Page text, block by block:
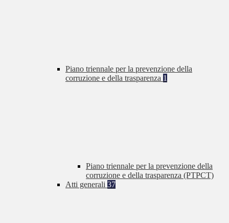
Piano triennale per la prevenzione della
corruzione e della trasparenza 1
Piano triennale per la prevenzione della
corruzione e della trasparenza (PTPCT)
Atti generali 37